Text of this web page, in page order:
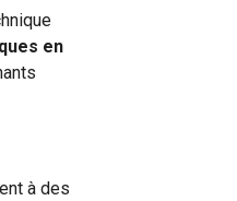
en
à des